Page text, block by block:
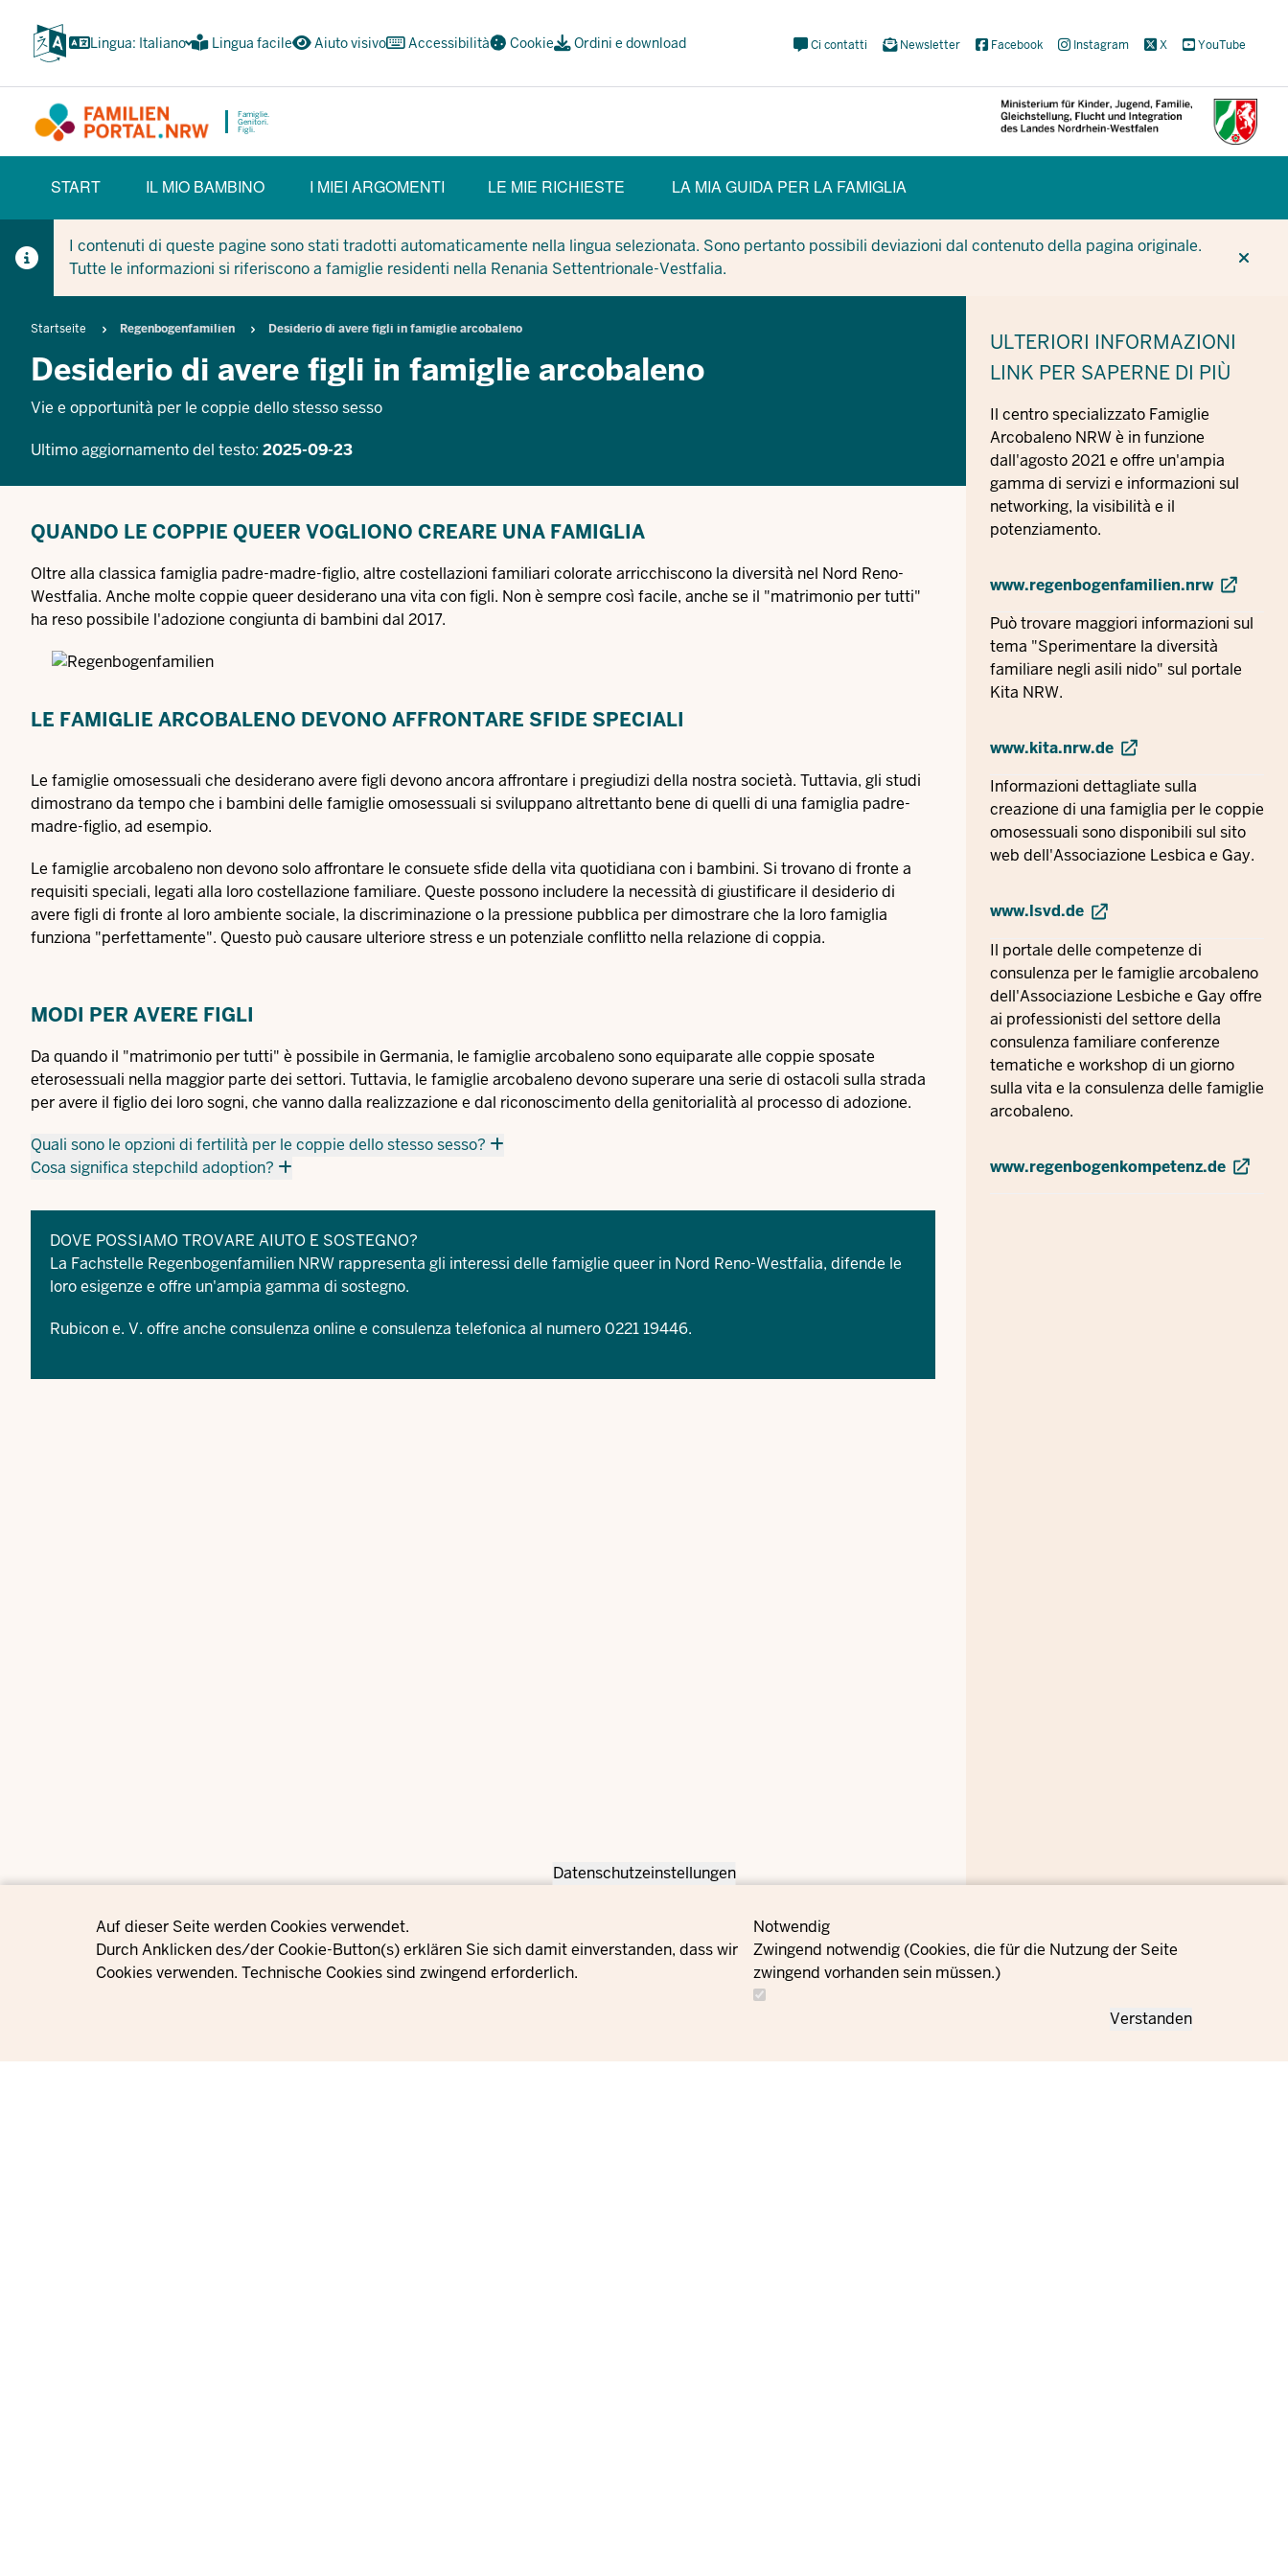
Privacy settings
Datenschutzeinstellungen
Auf dieser Seite werden Cookies verwendet.
Durch Anklicken des/der Cookie-Button(s) erklären Sie sich damit einverstanden, dass wir
Cookies verwenden. Technische Cookies sind zwingend erforderlich.
Notwendig
Zwingend notwendig (Cookies, die für die Nutzung der Seite
zwingend vorhanden sein müssen.)
Verstanden
contenuto
Lingua: Italiano Lingua facile Aiuto visivo Accessibilità Cookie Ordini e download
Meta
Social
Ci contatti Newsletter Facebook Instagram X YouTube
Famiglie.
Genitori.
Figli.
(BÜRGERBEREICH)
START IL MIO BAMBINO I MIEI ARGOMENTI LE MIE RICHIESTE LA MIA GUIDA PER LA FAMIGLIA
I contenuti di queste pagine sono stati tradotti automaticamente nella lingua selezionata. Sono pertanto possibili deviazioni dal contenuto della pagina originale.
Tutte le informazioni si riferiscono a famiglie residenti nella Renania Settentrionale-Vestfalia.
Breadcrumb
Startseite Regenbogenfamilien Desiderio di avere figli in famiglie arcobaleno
Desiderio di avere figli in famiglie arcobaleno
Vie e opportunità per le coppie dello stesso sesso
Ultimo aggiornamento del testo: 2025-09-23
QUANDO LE COPPIE QUEER VOGLIONO CREARE UNA FAMIGLIA
Oltre alla classica famiglia padre-madre-figlio, altre costellazioni familiari colorate arricchiscono la diversità nel Nord Reno-
Westfalia. Anche molte coppie queer desiderano una vita con figli. Non è sempre così facile, anche se il "matrimonio per tutti"
ha reso possibile l'adozione congiunta di bambini dal 2017.
LE FAMIGLIE ARCOBALENO DEVONO AFFRONTARE SFIDE SPECIALI
Le famiglie omosessuali che desiderano avere figli devono ancora affrontare i pregiudizi della nostra società. Tuttavia, gli studi
dimostrano da tempo che i bambini delle famiglie omosessuali si sviluppano altrettanto bene di quelli di una famiglia padre-
madre-figlio, ad esempio.
Le famiglie arcobaleno non devono solo affrontare le consuete sfide della vita quotidiana con i bambini. Si trovano di fronte a
requisiti speciali, legati alla loro costellazione familiare. Queste possono includere la necessità di giustificare il desiderio di
avere figli di fronte al loro ambiente sociale, la discriminazione o la pressione pubblica per dimostrare che la loro famiglia
funziona "perfettamente". Questo può causare ulteriore stress e un potenziale conflitto nella relazione di coppia.
MODI PER AVERE FIGLI
Da quando il "matrimonio per tutti" è possibile in Germania, le famiglie arcobaleno sono equiparate alle coppie sposate
eterosessuali nella maggior parte dei settori. Tuttavia, le famiglie arcobaleno devono superare una serie di ostacoli sulla strada
per avere il figlio dei loro sogni, che vanno dalla realizzazione e dal riconoscimento della genitorialità al processo di adozione.
Quali sono le opzioni di fertilità per le coppie dello stesso sesso?
Cosa significa stepchild adoption?
DOVE POSSIAMO TROVARE AIUTO E SOSTEGNO?
La Fachstelle Regenbogenfamilien NRW rappresenta gli interessi delle famiglie queer in Nord Reno-Westfalia, difende le
loro esigenze e offre un'ampia gamma di sostegno.
Rubicon e. V. offre anche consulenza online e consulenza telefonica al numero0221 19446.
ULTERIORI INFORMAZIONI
LINK PER SAPERNE DI PIÙ
Il centro specializzato Famiglie
Arcobaleno NRW è in funzione
dall'agosto 2021 e offre un'ampia
gamma di servizi e informazioni sul
networking, la visibilità e il
potenziamento.
www.regenbogenfamilien.nrw
Può trovare maggiori informazioni sul
tema "Sperimentare la diversità
familiare negli asili nido" sul portale
Kita NRW.
www.kita.nrw.de
Informazioni dettagliate sulla
creazione di una famiglia per le coppie
omosessuali sono disponibili sul sito
web dell'Associazione Lesbica e Gay.
www.lsvd.de
Il portale delle competenze di
consulenza per le famiglie arcobaleno
dell'Associazione Lesbiche e Gay offre
ai professionisti del settore della
consulenza familiare conferenze
tematiche e workshop di un giorno
sulla vita e la consulenza delle famiglie
arcobaleno.
www.regenbogenkompetenz.de